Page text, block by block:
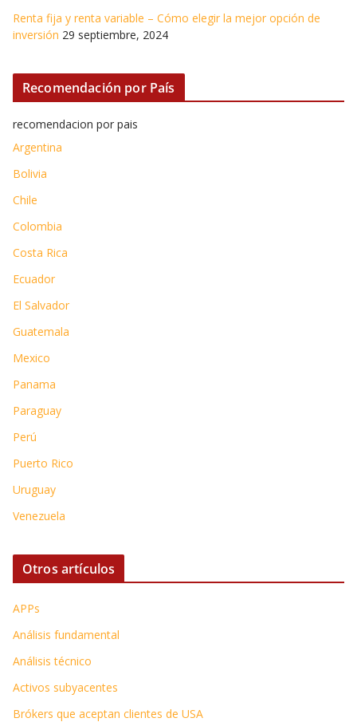
Renta fija y renta variable – Cómo elegir la mejor opción de
inversión 29 septiembre, 2024
Recomendación por País
recomendacion por pais
Argentina
Bolivia
Chile
Colombia
Costa Rica
Ecuador
El Salvador
Guatemala
Mexico
Panama
Paraguay
Perú
Puerto Rico
Uruguay
Venezuela
Otros artículos
APPs
Análisis fundamental
Análisis técnico
Activos subyacentes
Brókers que aceptan clientes de USA